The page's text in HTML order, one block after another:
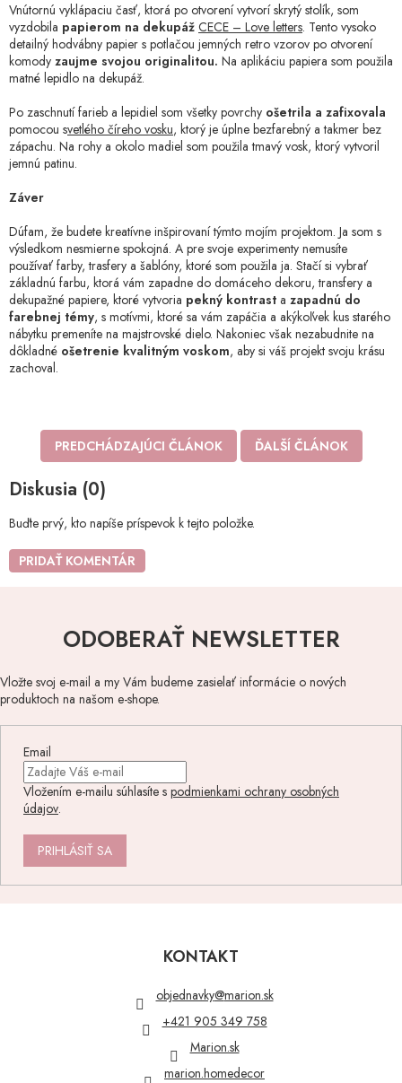
Vnútornú vyklápaciu časť, ktorá po otvorení vytvorí skrytý stolík, som
vyzdobila papierom na dekupáž CECE – Love letters. Tento vysoko
detailný hodvábny papier s potlačou jemných retro vzorov po otvorení
komody zaujme svojou originalitou. Na aplikáciu papiera som použila
matné lepidlo na dekupáž.
Po zaschnutí farieb a lepidiel som všetky povrchy ošetrila a zafixovala
pomocou svetlého číreho vosku, ktorý je úplne bezfarebný a takmer bez
zápachu. Na rohy a okolo madiel som použila tmavý vosk, ktorý vytvoril
jemnú patinu.
Záver
Dúfam, že budete kreatívne inšpirovaní týmto mojím projektom. Ja som s
výsledkom nesmierne spokojná. A pre svoje experimenty nemusíte
používať farby, trasfery a šablóny, ktoré som použila ja. Stačí si vybrať
základnú farbu, ktorá vám zapadne do domáceho dekoru, transfery a
dekupažné papiere, ktoré vytvoria pekný kontrast a zapadnú do
farebnej témy, s motívmi, ktoré sa vám zapáčia a akýkoľvek kus starého
nábytku premeníte na majstrovské dielo. Nakoniec však nezabudnite na
dôkladné ošetrenie kvalitným voskom, aby si váš projekt svoju krásu
zachoval.
PREDCHÁDZAJÚCI ČLÁNOK ĎALŠÍ ČLÁNOK
Diskusia (0)
Buďte prvý, kto napíše príspevok k tejto položke.
PRIDAŤ KOMENTÁR
ODOBERAŤ NEWSLETTER
Vložte svoj e-mail a my Vám budeme zasielať informácie o nových
produktoch na našom e-shope.
Email
Vložením e-mailu súhlasíte s podmienkami ochrany osobných
údajov.
PRIHLÁSIŤ SA
KONTAKT
objednavky@marion.sk
+421 905 349 758
Marion.sk
marion.homedecor